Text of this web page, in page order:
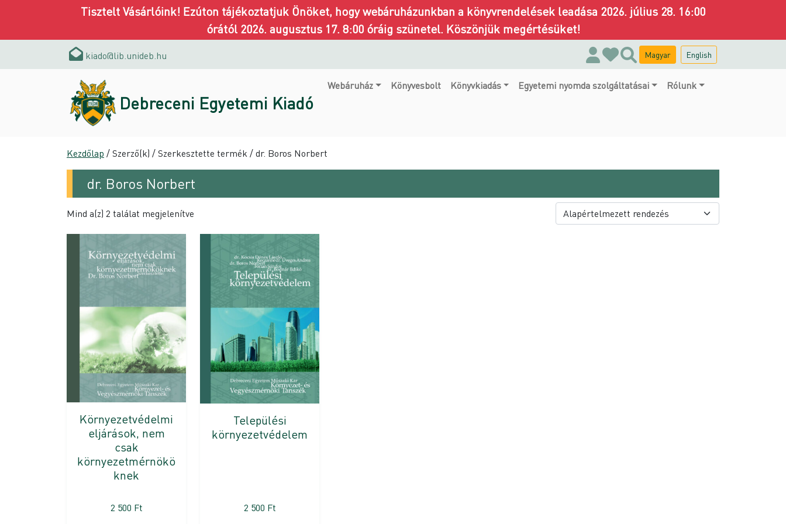
Tisztelt Vásárlóink! Ezúton tájékoztatjuk Önöket, hogy webáruházunkban a könyvrendelések leadása 2026. július 28. 16:00
órától 2026. augusztus 17. 8:00 óráig szünetel. Köszönjük megértésüket!
kiado@lib.unideb.hu Magyar English
Debreceni Egyetemi Kiadó
Webáruház Könyvesbolt Könyvkiadás Egyetemi nyomda szolgáltatásai Rólunk
Kezdőlap / Szerző(k) / Szerkesztette termék / dr. Boros Norbert
dr. Boros Norbert
Mind a(z) 2 találat megjelenítve
Környezetvédelmi
eljárások, nem
csak
környezetmérnökö
knek
2 500 Ft
Települési
környezetvédelem
2 500 Ft